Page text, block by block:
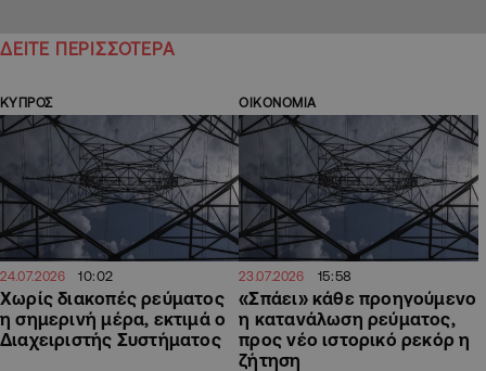
ΔΕΙΤΕ ΠΕΡΙΣΣΟΤΕΡΑ
ΚΥΠΡΟΣ
24.07.2026 10:02
Χωρίς διακοπές ρεύματος
η σημερινή μέρα, εκτιμά ο
Διαχειριστής Συστήματος
ΟΙΚΟΝΟΜΙΑ
23.07.2026 15:58
«Σπάει» κάθε προηγούμενο
η κατανάλωση ρεύματος,
προς νέο ιστορικό ρεκόρ η
ζήτηση